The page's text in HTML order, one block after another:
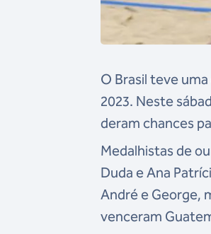
O Brasil teve
2023. Neste
deram chances
Medalhistas de
Duda e Ana
André e George,
venceram